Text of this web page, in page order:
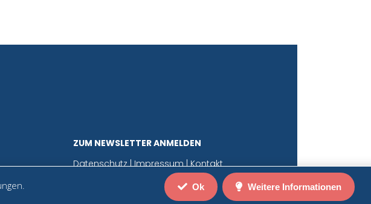
ZUM NEWSLETTER ANMELDEN
Datenschutz|Impressum|Kontakt
Ok Weitere Informationen